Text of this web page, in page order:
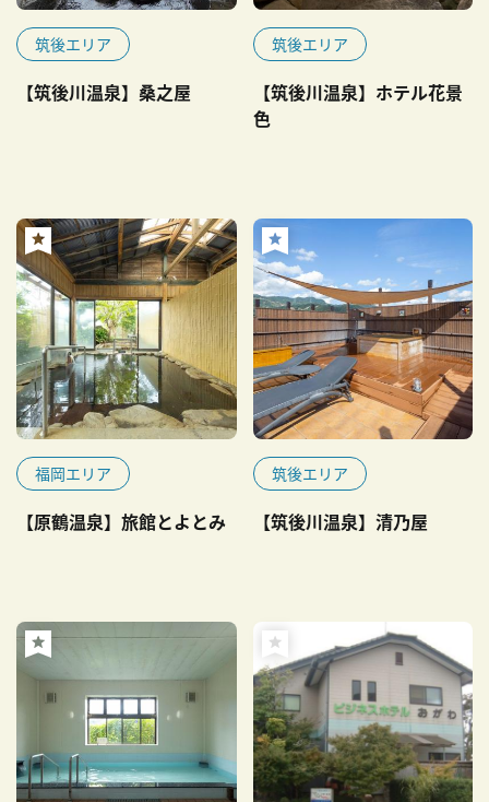
筑後エリア
【筑後川温泉】桑之屋
筑後エリア
【筑後川温泉】ホテル花景
色
福岡エリア
【原鶴温泉】旅館とよとみ
筑後エリア
【筑後川温泉】清乃屋